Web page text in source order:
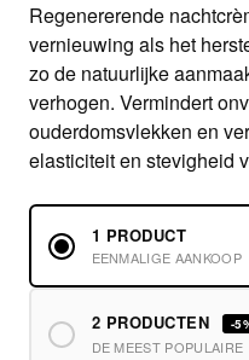
Regenererende
vernieuwing als het
zo de natuurlijke
verhogen. Vermindert
ouderdomsvlekken en
elasticiteit en stevigheid
1 PRODUCT
EENMALIGE AANKOOP
2 PRODUCTEN -
DE MEEST POPULAIRE